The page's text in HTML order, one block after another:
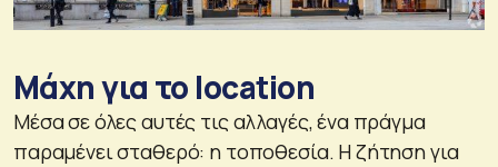
Μάχη για το location
Μέσα σε όλες αυτές τις αλλαγές, ένα πράγμα
παραμένει σταθερό: η τοποθεσία. Η ζήτηση για